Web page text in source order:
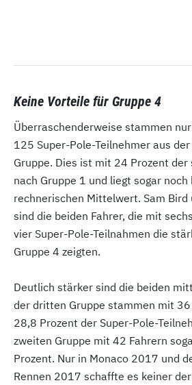
Keine Vorteile für Gruppe 4
Überraschenderweise stammen
125 Super-Pole-Teilnehmer aus
Gruppe. Dies ist mit 24 Prozent
nach Gruppe 1 und liegt sogar
rechnerischen Mittelwert. Sam Bird
sind die beiden Fahrer, die mit
vier Super-Pole-Teilnahmen die
Gruppe 4 zeigten.
Deutlich stärker sind die beiden
der dritten Gruppe stammen mit
28,8 Prozent der Super-Pole-
zweiten Gruppe mit 42 Fahrern
Prozent. Nur in Monaco 2017 und
Rennen 2017 schaffte es keiner